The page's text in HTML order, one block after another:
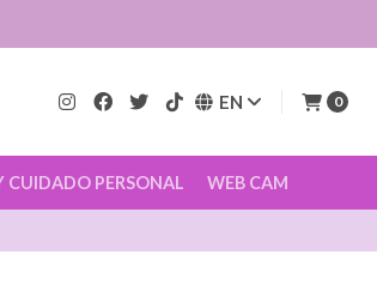
EN 0
CUIDADO PERSONAL WEB CAM